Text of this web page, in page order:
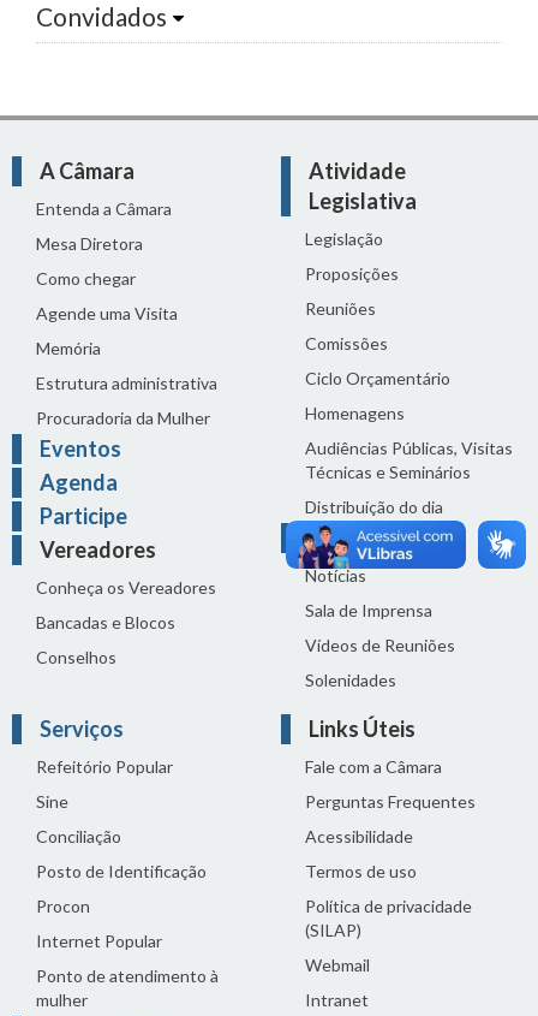
Convidados
A Câmara
Entenda a Câmara
Mesa Diretora
Como chegar
Agende uma Visita
Memória
Estrutura administrativa
Procuradoria da Mulher
Eventos
Agenda
Participe
Vereadores
Conheça os Vereadores
Bancadas e Blocos
Conselhos
Atividade
Legislativa
Legislação
Proposições
Reuniões
Comissões
Ciclo Orçamentário
Homenagens
Audiências Públicas, Visitas
Técnicas e Seminários
Distribuição do dia
Comunicação
Notícias
Sala de Imprensa
Vídeos de Reuniões
Solenidades
Serviços
Refeitório Popular
Sine
Conciliação
Posto de Identificação
Procon
Internet Popular
Ponto de atendimento à
mulher
Links Úteis
Fale com a Câmara
Perguntas Frequentes
Acessibilidade
Termos de uso
Política de privacidade
(SILAP)
Webmail
Intranet